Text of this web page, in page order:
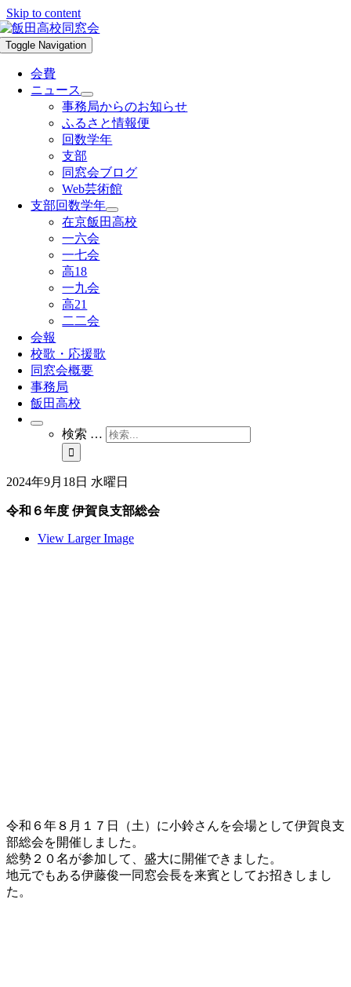
Skip to content
Toggle Navigation
会費
ニュース
事務局からのお知らせ
ふるさと情報便
回数学年
支部
同窓会ブログ
Web芸術館
支部回数学年
在京飯田高校
一六会
一七会
高18
一九会
高21
二二会
会報
校歌・応援歌
同窓会概要
事務局
飯田高校
検索 …
2024年9月18日 水曜日
令和６年度 伊賀良支部総会
View Larger Image
令和６年８月１７日（土）に小鈴さんを会場として伊賀良支
部総会を開催しました。
総勢２０名が参加して、盛大に開催できました。
地元でもある伊藤俊一同窓会長を来賓としてお招きしまし
た。